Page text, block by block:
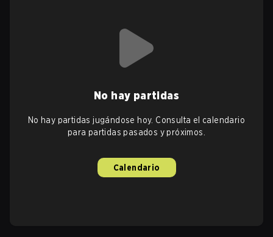
No hay partidas
No hay partidas jugándose hoy. Consulta el calendario
para partidas pasados y próximos.
Calendario